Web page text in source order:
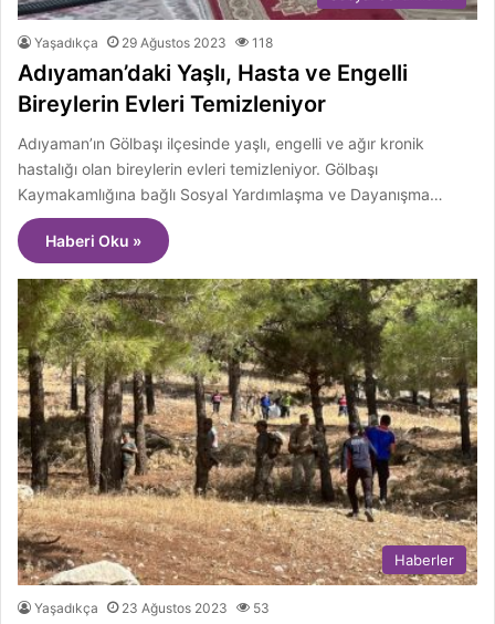
Yaşadıkça 29 Ağustos 2023 118
Adıyaman’daki Yaşlı, Hasta ve Engelli
Bireylerin Evleri Temizleniyor
Adıyaman’ın Gölbaşı ilçesinde yaşlı, engelli ve ağır kronik
hastalığı olan bireylerin evleri temizleniyor. Gölbaşı
Kaymakamlığına bağlı Sosyal Yardımlaşma ve Dayanışma…
Haberi Oku »
Haberler
Yaşadıkça 23 Ağustos 2023 53